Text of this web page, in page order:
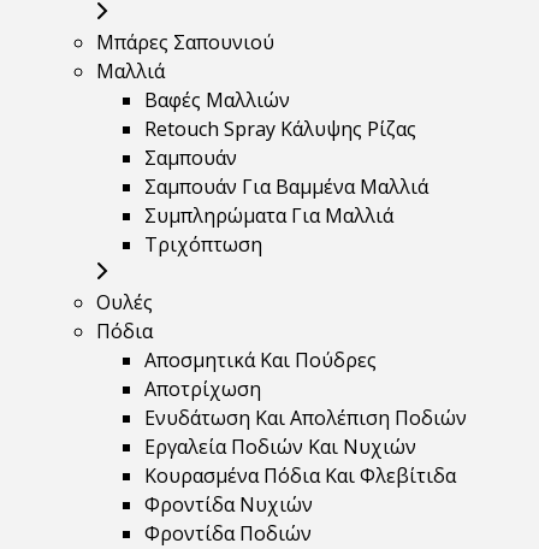
Μπάρες Σαπουνιού
Μαλλιά
Βαφές Μαλλιών
Retouch Spray Κάλυψης Ρίζας
Σαμπουάν
Σαμπουάν Για Βαμμένα Μαλλιά
Συμπληρώματα Για Μαλλιά
Τριχόπτωση
Ουλές
Πόδια
Αποσμητικά Και Πούδρες
Αποτρίχωση
Ενυδάτωση Και Απολέπιση Ποδιών
Εργαλεία Ποδιών Και Νυχιών
Κουρασμένα Πόδια Και Φλεβίτιδα
Φροντίδα Νυχιών
Φροντίδα Ποδιών